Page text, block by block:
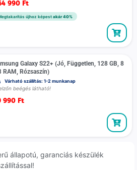
990 Ft
újhoz képest akár 40%
Galaxy S22+ (Jó, Független, 128 GB, 8
RAM, Rózsaszín)
Várható szállítás: 1-2 munkanap
beégés látható!
990 Ft
állapotú, garanciás készülék